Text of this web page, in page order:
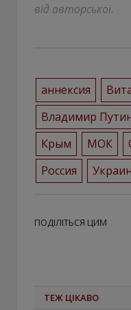
від авторської.
аннексия
Владимир
Крым
МОК
Россия
ПОДІЛІТЬСЯ ЦИМ
ТЕЖ ЦІКАВО